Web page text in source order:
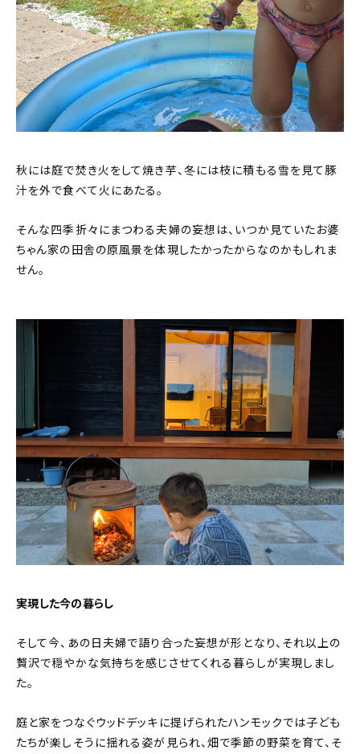
秋には庭で焚き火をして焼き芋、冬には枝に積もる雪を見て豚
汁を外で食べて火にあたる。
そんな四季折々にまつわる夫婦の妄想は、いつか見ていたお婆
ちゃん家の田舎の原風景を体現したかったからなのかもしれま
せん。
実現した今の暮らし
そして今、あの日夫婦で語り合った妄想が形となり、それ以上の
贅沢で穏やかな気持ちを感じさせてくれる暮らしが実現しまし
た。
庭と家をつなぐウッドデッキに提げられたハンモックでは子ども
たちが楽しそうに揺れる姿が見られ、畑で季節の野菜を育て、そ